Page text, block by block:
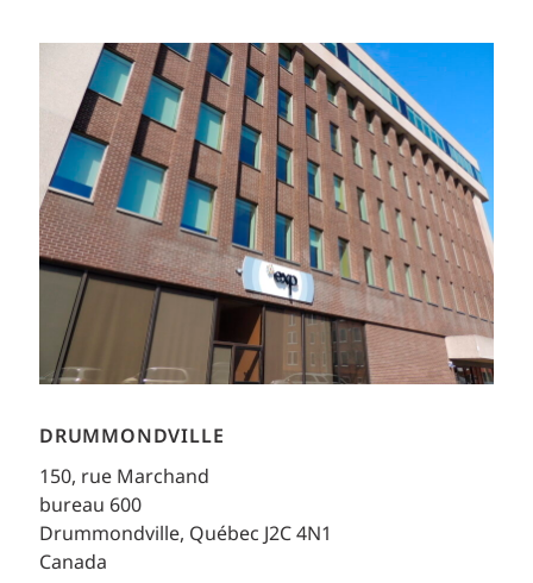
DRUMMONDVILLE
150, rue Marchand
bureau 600
Drummondville, Québec J2C 4N1
Canada